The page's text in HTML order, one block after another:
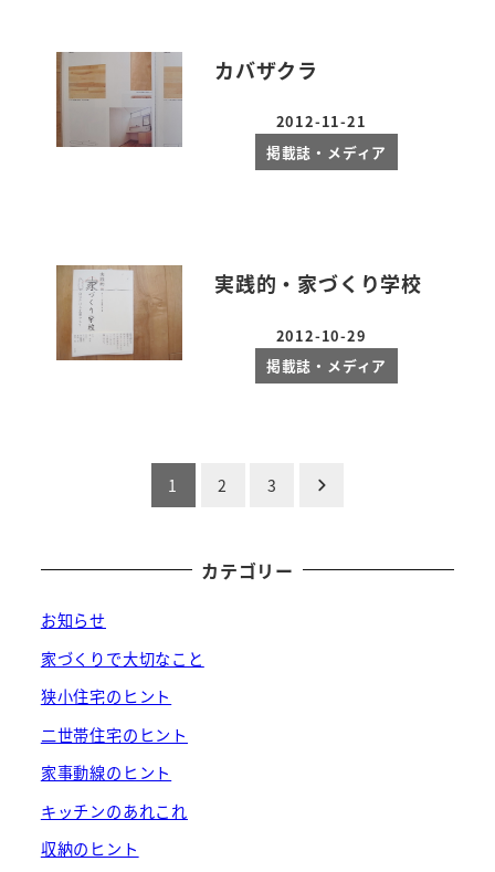
カバザクラ
投稿日
2012-11-21
掲載誌・メディア
実践的・家づくり学校
投稿日
2012-10-29
掲載誌・メディア
の
ペ
ー
ジ
送
り
1 2 3
カテゴリー
お知らせ
家づくりで大切なこと
狭小住宅のヒント
二世帯住宅のヒント
家事動線のヒント
キッチンのあれこれ
収納のヒント